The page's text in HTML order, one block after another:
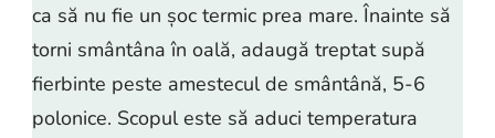
ca să nu fie un șoc termic prea mare. Înainte să
torni smântâna în oală, adaugă treptat supă
fierbinte peste amestecul de smântână, 5-6
polonice. Scopul este să aduci temperatura